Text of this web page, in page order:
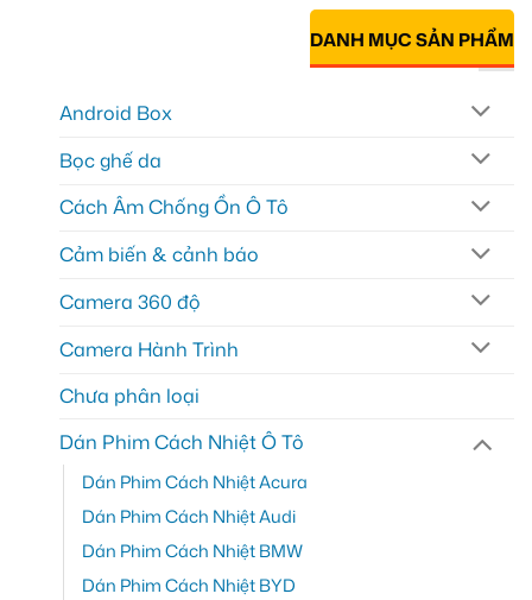
DANH MỤC SẢN PHẨM
Android Box
Bọc ghế da
Cách Âm Chống Ồn Ô Tô
Cảm biến & cảnh báo
Camera 360 độ
Camera Hành Trình
Chưa phân loại
Dán Phim Cách Nhiệt Ô Tô
Dán Phim Cách Nhiệt Acura
Dán Phim Cách Nhiệt Audi
Dán Phim Cách Nhiệt BMW
Dán Phim Cách Nhiệt BYD